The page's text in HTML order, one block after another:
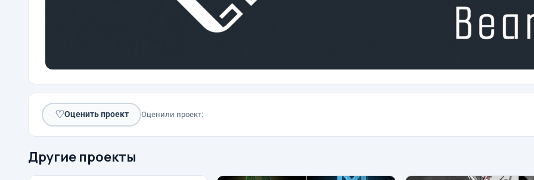
♡Оценить проект Оценили проект:
Другие проекты